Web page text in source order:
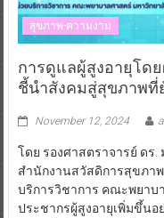
สุขภาพ-ความงาม
การดูแลผู้สูงอายุโด
ชี้นำสังคมสู่สุขภาพที่
November 12, 2024
โดย รองศาสตราจารย์ ดร
สำนักงานสวัสดิการสุขภา
บริการวิชาการ คณะพยาบ
ประชากรผู้สูงอายุเพิ่มขึ้นอ